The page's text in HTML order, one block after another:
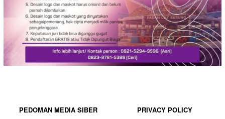
PEDOMAN MEDIA SIBER
PRIVACY POLICY